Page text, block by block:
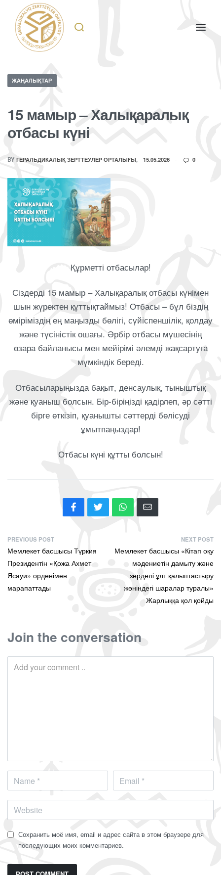
ЖАҢАЛЫҚТАР
15 мамыр – Халықаралық
отбасы күні
BY ГЕРАЛЬДИКАЛЫҚ ЗЕРТТЕУЛЕР ОРТАЛЫҒЫ 15.05.2026 0
Құрметті отбасылар!
Сіздерді 15 мамыр – Халықаралық отбасы күнімен
шын жүректен құттықтаймыз! Отбасы – бұл біздің
өміріміздің ең маңызды бөлігі, сүйіспеншілік, қолдау
және түсіністік ошағы. Әрбір отбасы мүшесінің
өзара байланысы мен мейірімі әлемді жақсартуға
мүмкіндік береді.
Отбасыларыңызда бақыт, денсаулық, тыныштық
және қуаныш болсын. Бір-біріңізді қадірлеп, әр сәтті
бірге өткізіп, қуанышты сәттерді бөлісуді
ұмытпаңыздар!
Отбасы күні құтты болсын!
PREVIOUS POST
Мемлекет басшысы Түркия
Президентін «Қожа Ахмет
Ясауи» орденімен
марапаттады
NEXT POST
Мемлекет басшысы «Кітап оқу
мәдениетін дамыту және
зерделі ұлт қалыптастыру
жөніндегі шаралар туралы»
Жарлыққа қол қойды
Join the conversation
Сохранить моё имя, email и адрес сайта в этом браузере для
последующих моих комментариев.